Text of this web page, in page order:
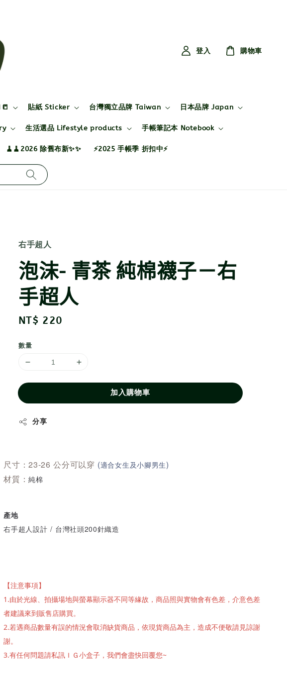
貼紙 Sticker 台灣獨立品牌 Taiwan 日本品牌 Japan
生活選品 Lifestyle products 手帳筆記本 Notebook
🧹🧹2026 除舊布新✨✨ ⚡2025 手帳季 折扣中⚡
登入 購物車
右手超人
泡沫- 青茶 純棉襪子－右
手超人
Regular
NT$ 220
數量
加入購物車
分享
尺寸：23-26 公分可以穿 (適合女生及小腳男生)
材質：純棉
產地
右手超人設計 / 台灣社頭200針織造
【注意事項】
1.由於光線、拍攝場地與螢幕顯示器不同等緣故，商品照與實物會有色差，介意色差
者建議來到販售店購買。
2.若遇商品數量有誤的情況會取消缺貨商品，依現貨商品為主，造成不便敬請見諒謝
謝。
3.有任何問題請私訊ＩＧ小盒子，我們會盡快回覆您~